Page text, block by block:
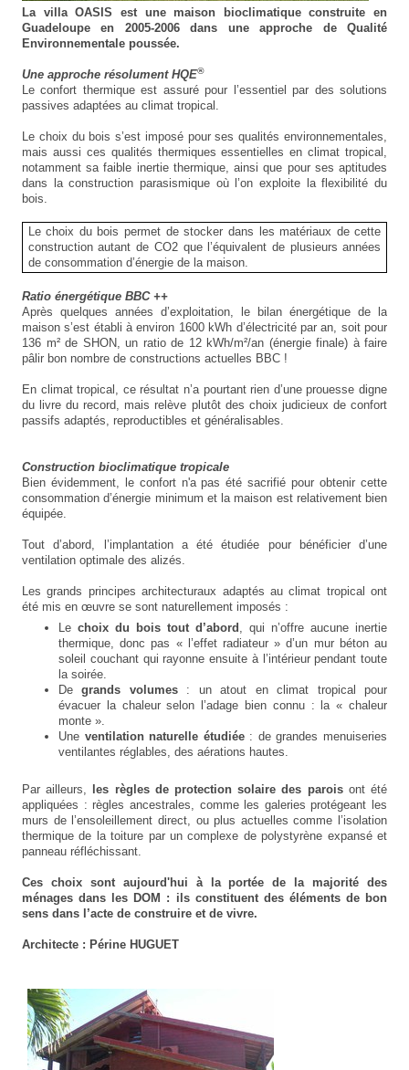
La villa OASIS est une maison bioclimatique construite en
Guadeloupe en 2005-2006 dans une approche de Qualité
Environnementale poussée.
Une approche résolument HQE®
Le confort thermique est assuré pour l’essentiel par des solutions
passives adaptées au climat tropical.
Le choix du bois s’est imposé pour ses qualités environnementales,
mais aussi ces qualités thermiques essentielles en climat tropical,
notamment sa faible inertie thermique, ainsi que pour ses aptitudes
dans la construction parasismique où l’on exploite la flexibilité du
bois.
Le choix du bois permet de stocker dans les matériaux de cette
construction autant de CO2 que l’équivalent de plusieurs années
de consommation d’énergie de la maison.
Ratio énergétique BBC ++
Après quelques années d’exploitation, le bilan énergétique de la
maison s’est établi à environ 1600 kWh d’électricité par an, soit pour
136 m² de SHON, un ratio de 12 kWh/m²/an (énergie finale) à faire
pâlir bon nombre de constructions actuelles BBC !
En climat tropical, ce résultat n’a pourtant rien d’une prouesse digne
du livre du record, mais relève plutôt des choix judicieux de confort
passifs adaptés, reproductibles et généralisables.
Construction bioclimatique tropicale
Bien évidemment, le confort n'a pas été sacrifié pour obtenir cette
consommation d’énergie minimum et la maison est relativement bien
équipée.
Tout d’abord, l’implantation a été étudiée pour bénéficier d’une
ventilation optimale des alizés.
Les grands principes architecturaux adaptés au climat tropical ont
été mis en œuvre se sont naturellement imposés :
Le choix du bois tout d’abord , qui n’offre aucune inertie
thermique, donc pas « l’effet radiateur » d’un mur béton au
soleil couchant qui rayonne ensuite à l’intérieur pendant toute
la soirée.
Degrands volumes: un atout en climat tropical pour
évacuer la chaleur selon l’adage bien connu : la « chaleur
monte ».
Une ventilation naturelle étudiée: de grandes menuiseries
ventilantes réglables, des aérations hautes.
Par ailleurs, les règles de protection solaire des paroisont été
appliquées : règles ancestrales, comme les galeries protégeant les
murs de l’ensoleillement direct, ou plus actuelles comme l’isolation
thermique de la toiture par un complexe de polystyrène expansé et
panneau réfléchissant.
Ces choix sont aujourd'hui à la portée de la majorité des
ménages dans les DOM : ils constituent des éléments de bon
sens dans l’acte de construire et de vivre.
Architecte : Périne HUGUET